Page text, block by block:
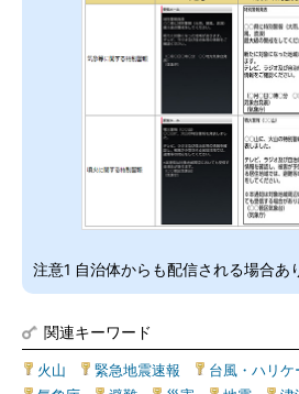
注意1 自治体からも配信される場合あ
関連キーワード
火山 緊急地震速報 台風・ハリケ